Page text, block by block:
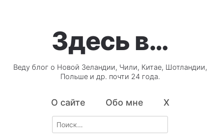
Здесь в…
Веду блог о Новой Зеландии, Чили, Китае, Шотландии,
Польше и др. почти 24 года.
О сайте Обо мне X
Search
for: